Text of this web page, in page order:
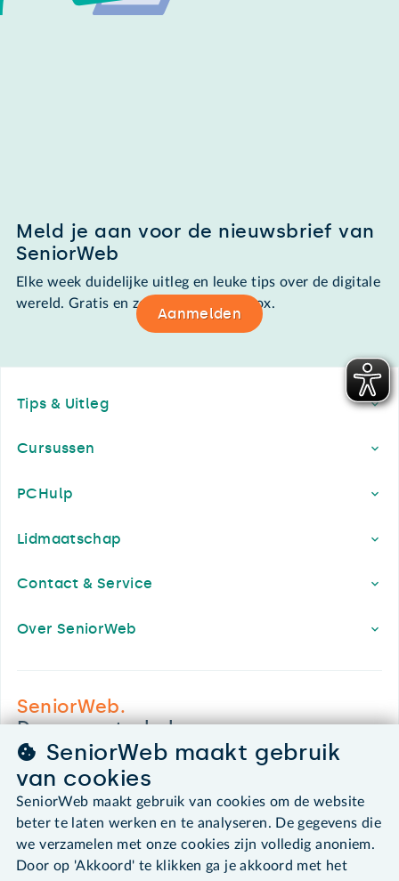
Meld je aan voor de nieuwsbrief van
SeniorWeb
Elke week duidelijke uitleg en leuke tips over de digitale
wereld. Gratis en zomaar in de mailbox.
Aanmelden
Tips & Uitleg
Cursussen
PCHulp
Lidmaatschap
Contact & Service
Over SeniorWeb
SeniorWeb.
De computerhulp voor u.
030 - 276 99 65
leden@seniorweb.nl
©2026 SeniorWeb
SeniorWeb maakt gebruik
van cookies
SeniorWeb maakt gebruik van cookies om de website
beter te laten werken en te analyseren. De gegevens die
we verzamelen met onze cookies zijn volledig anoniem.
Door op 'Akkoord' te klikken ga je akkoord met het